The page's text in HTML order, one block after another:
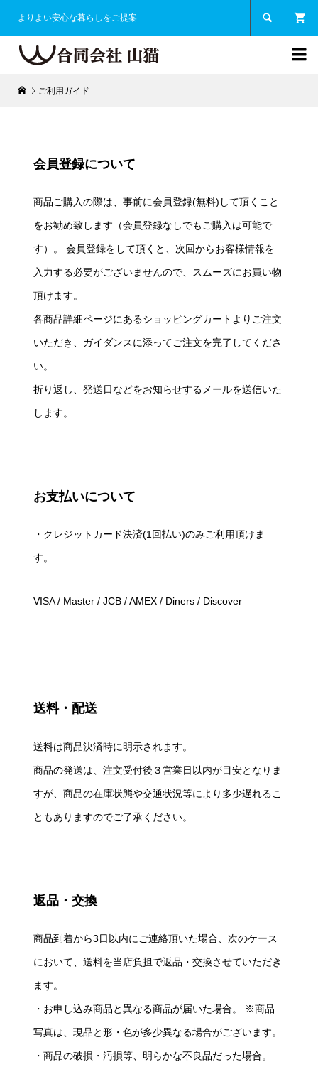
よりよい安心な暮らしをご提案 

ご利用ガイド
会員登録について
商品ご購入の際は、事前に会員登録(無料)して頂くこと
をお勧め致します（会員登録なしでもご購入は可能で
す）。 会員登録をして頂くと、次回からお客様情報を
入力する必要がございませんので、スムーズにお買い物
頂けます。
各商品詳細ページにあるショッピングカートよりご注文
いただき、ガイダンスに添ってご注文を完了してくださ
い。
折り返し、発送日などをお知らせするメールを送信いた
します。
お支払いについて
・クレジットカード決済(1回払い)のみご利用頂けま
す。
VISA / Master / JCB / AMEX / Diners / Discover
送料・配送
送料は商品決済時に明示されます。
商品の発送は、注文受付後３営業日以内が目安となりま
すが、商品の在庫状態や交通状況等により多少遅れるこ
ともありますのでご了承ください。
返品・交換
商品到着から3日以内にご連絡頂いた場合、次のケース
において、送料を当店負担で返品・交換させていただき
ます。
・お申し込み商品と異なる商品が届いた場合。 ※商品
写真は、現品と形・色が多少異なる場合がございます。
・商品の破損・汚損等、明らかな不良品だった場合。